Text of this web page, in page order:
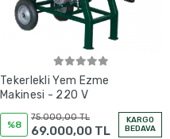
Tekerlekli Yem Ezme
Makinesi - 220 V
%8
75.000,00 TL
69.000,00 TL
KARGO
BEDAVA